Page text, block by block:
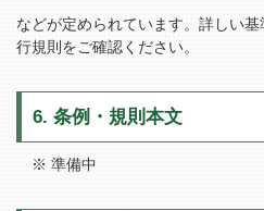
などが定められています。詳しい
行規則をご確認ください。
6. 条例・規則本文
※ 準備中